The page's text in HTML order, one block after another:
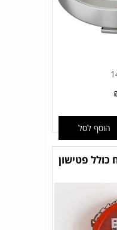
הוסף לסל
פטישון